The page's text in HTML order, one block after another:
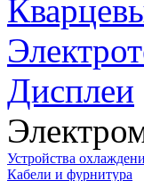
Дисплеи
Устройства
Кабели и фурнитура